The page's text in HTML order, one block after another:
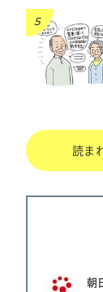
読ま
朝